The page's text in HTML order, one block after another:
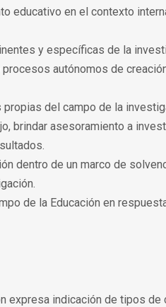
educativo en el contexto
y específicas de la
autónomos de
del campo de la
brindar asesoramiento a
dentro de un marco de
de la Educación en
expresa indicación de tipos de